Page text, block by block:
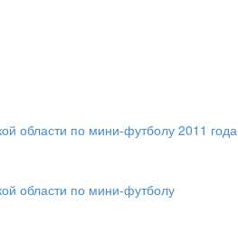
области по мини-футболу 2011 года
области по мини-футболу